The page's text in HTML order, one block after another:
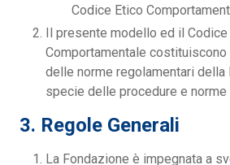
Codice Etico
Il presente modello ed il
Comportamentale costituiscono
delle norme regolamentari della
specie delle procedure e norme
3. Regole Generali
La Fondazione è impegnata a